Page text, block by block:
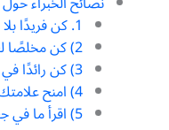
1. كن فريدًا بلا قيود
2) كن مخلصًا لعملائك
3) كن رائدًا في مجالك
4) امنح علامتك التجارية شخصيّة بارزة
5) اقرأ ما في جعبة عملائك